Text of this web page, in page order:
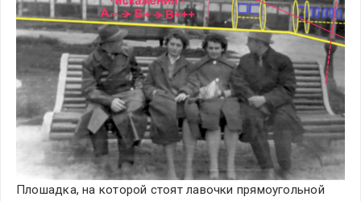
Плошадка, на которой стоят лавочки прямоугольной